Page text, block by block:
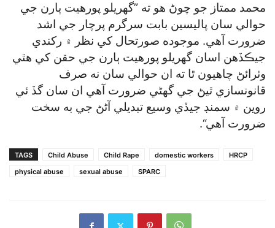
محمد ممتاز جو چوڻ هو ته ”گھريلو پورهيت ٻارن جي
حوالي سان پاليسين بابت سرگرم پرچار جي اشد
ضرورت آهي. موجوده صورتحال کي نظر ۾ رکندي
جيڪڏهن اسان گھريلو پورهيت ٻارن جي حقن کي هٿي
وٺرائڻ چاهيون ٿا ته ان حوالي سان نه صرف
قانونسازي ٿيڻ جي گھڻي ضرورت آهي ان سان گڏ ئي
روين ۾ سمنڊ جيڏي وسيع تبديلي آڻڻ جي به سخت
ضرورت آهي“.
TAGS Child Abuse Child Rape domestic workers
HRCP
physical abuse
sexual abuse SPARC